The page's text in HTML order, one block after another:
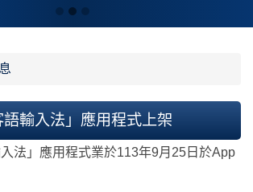
語輸入法」應用程式上架
入法」應用程式業於113年9月25日於App